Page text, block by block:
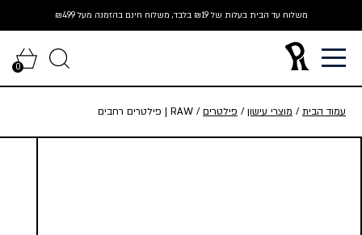
to
content
משלוח עד הבית בעלות של ₪19 בלבד, משלוח חינם בהזמנה מעל ₪499
0
עמוד הבית/ מוצרי עישון/ פילטרים/ RAW | פילטרים רחבים